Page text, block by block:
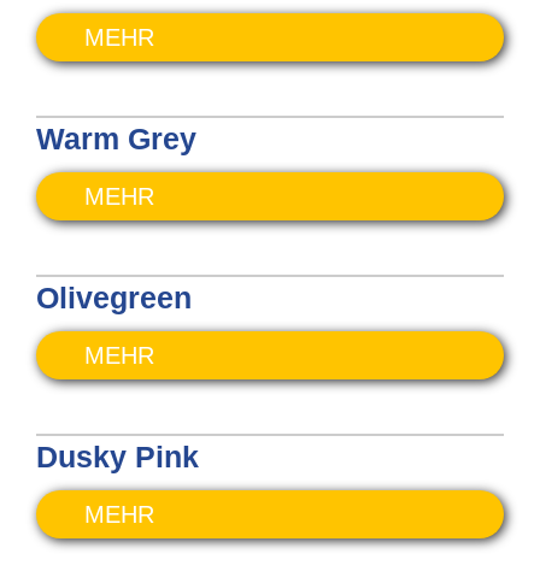
MEHR
Warm Grey
MEHR
Olivegreen
MEHR
Dusky Pink
MEHR